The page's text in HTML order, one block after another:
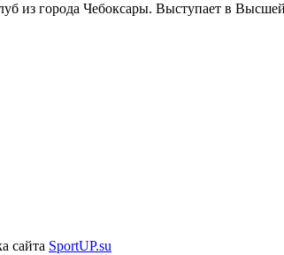
из города Чебоксары. Выступает в
сайта SportUP.su